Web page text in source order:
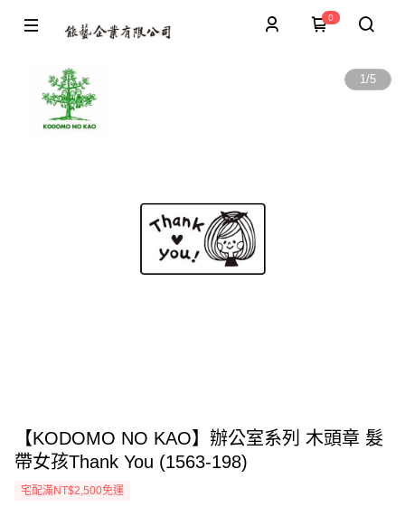
0
1/5
【KODOMO NO KAO】辦公室系列 木頭章 髮
帶女孩Thank You (1563-198)
宅配滿NT$2,500免運